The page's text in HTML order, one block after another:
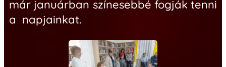
már januárban színesebbé fogják tenni
a napjainkat.